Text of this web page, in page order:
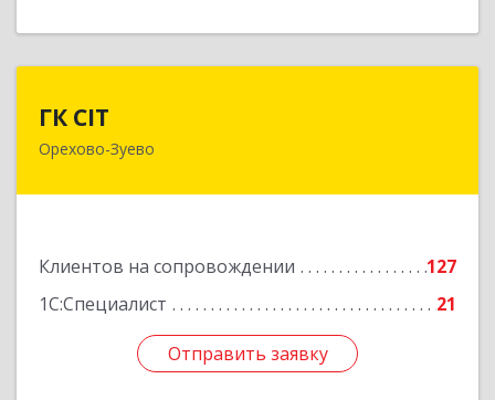
ГК CIT
Орехово-Зуево
Клиентов на сопровождении
127
1С:Специалист
21
Отправить заявку
142600, Московская обл, Орехово-Зуево г,
Подробнее
Отправить заявку